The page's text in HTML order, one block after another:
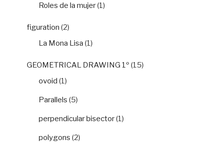
Roles de la mujer(1)
figuration (2)
La Mona Lisa (1)
GEOMETRICAL DRAWING 1º (15)
ovoid (1)
Parallels (5)
perpendicular bisector(1)
polygons (2)